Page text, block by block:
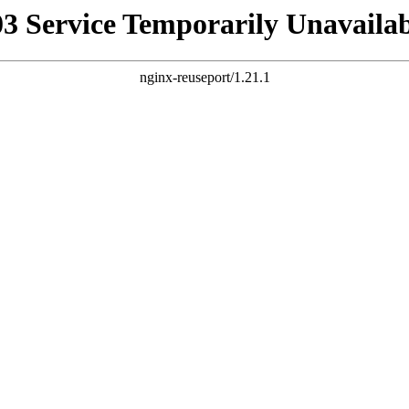
Service Temporarily
nginx-reuseport/1.21.1